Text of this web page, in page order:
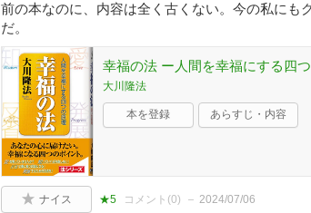
前の本なのに、内容は全く古くない。今の私にも
だ。
幸福の法 ー人間を幸福にする四
大川隆法
本を登録 あらすじ・内容
ナイス ★5 コメント(0) 2024/07/06